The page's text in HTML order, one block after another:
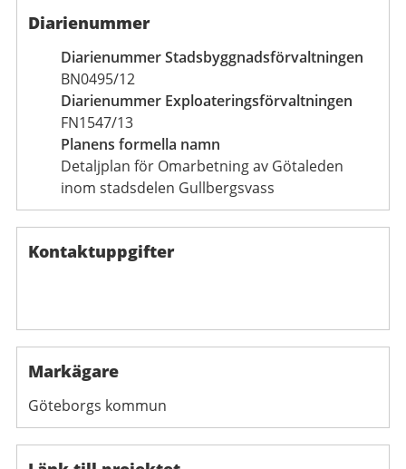
Diarienummer
Diarienummer Stadsbyggnadsförvaltningen
BN0495/12
Diarienummer Exploateringsförvaltningen
FN1547/13
Planens formella namn
Detaljplan för Omarbetning av Götaleden
inom stadsdelen Gullbergsvass
Kontaktuppgifter
Markägare
Göteborgs kommun